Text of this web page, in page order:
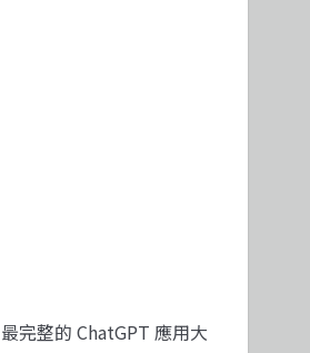
完整的 ChatGPT 應用大